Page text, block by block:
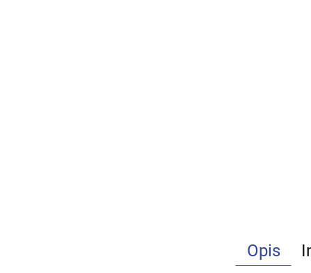
Opis